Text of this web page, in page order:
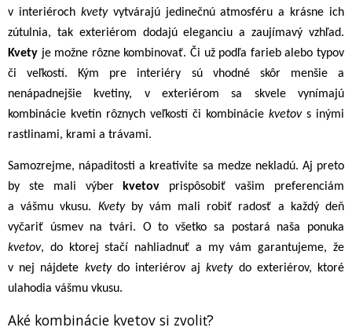
v interiéroch kvetyvytvárajú jedinečnú atmosféru a krásne ich
zútulnia, tak exteriérom dodajú eleganciu a zaujímavý vzhľad.
Kvety je možne rôzne kombinovať. Či už podľa farieb alebo typov
či veľkostí. Kým pre interiéry sú vhodné skôr menšie a
nenápadnejšie kvetiny, v exteriérom sa skvele vynímajú
kombinácie kvetín rôznych veľkostí či kombinácie kvetovs inými
rastlinami, krami a trávami.
Samozrejme, nápaditosti a kreativite sa medze nekladú. Aj preto
by ste mali výber kvetov prispôsobiť vašim preferenciám
a vášmu vkusu. Kvetyby vám mali robiť radosť a každý deň
vyčariť úsmev na tvári. O to všetko sa postará naša ponuka
kvetov, do ktorej stačí nahliadnuť a my vám garantujeme, že
v nej nájdete kvetydo interiérov ajkvetydo exteriérov, ktoré
ulahodia vášmu vkusu.
Aké kombinácie kvetov si zvoliť?